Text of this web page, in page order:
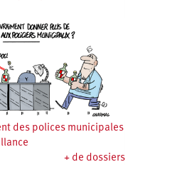
des polices municipales
+ de dossiers